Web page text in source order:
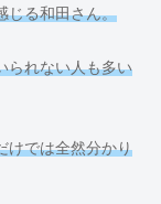
じる和田さん。
られない人も多い
けでは全然分かり